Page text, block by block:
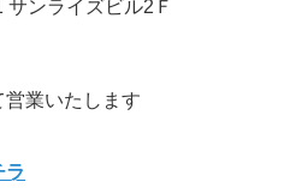
ンライズビル2Ｆ
業いたします
ラ